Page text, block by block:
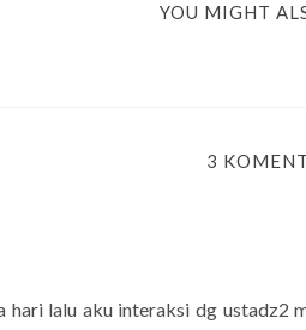
YOU MIGHT
3
hari lalu aku interaksi dg ustadz2